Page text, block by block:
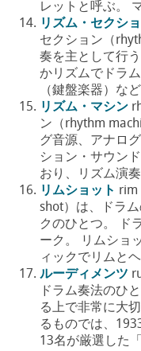
レットと呼ぶ。
リズム・セクシ
セクション（
奏を主として行
かリズムでドラ
（鍵盤楽器）な
リズム・マシン
ン（rhythm
グ音源、アナロ
ション・サウン
おり、リズム演
リムショット rim
shot）は、ドラ
クのひとつ。 ド
ーク。 リムショ
ィックでリムと
ルーディメンツ
ドラム奏法のひ
る上で非常に大
るものでは、
13名が厳選した